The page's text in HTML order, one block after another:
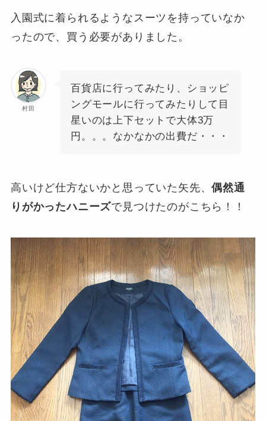
入園式に着られるようなスーツを持っていなか
ったので、買う必要がありました。
村田
百貨店に行ってみたり、ショッピ
ングモールに行ってみたりして目
星いのは上下セットで大体3万
円。。。なかなかの出費だ・・・
高いけど仕方ないかと思っていた矢先、偶然通
りがかったハニーズで見つけたのがこちら！！